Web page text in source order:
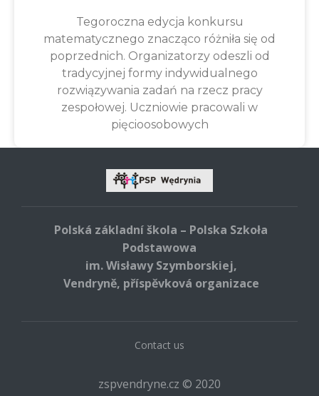
Tegoroczna edycja konkursu
matematycznego znacząco różniła się od
poprzednich. Organizatorzy odeszli od
tradycyjnej formy indywidualnego
rozwiązywania zadań na rzecz pracy
zespołowej. Uczniowie pracowali w
pięcioosobowych
Polská základní škola – Polska Szkoła
Podstawowa
im. Wisławy Szymborskiej,
Vendryně, příspěvková organizace
Contact us
zspvendryne.cz © 2020